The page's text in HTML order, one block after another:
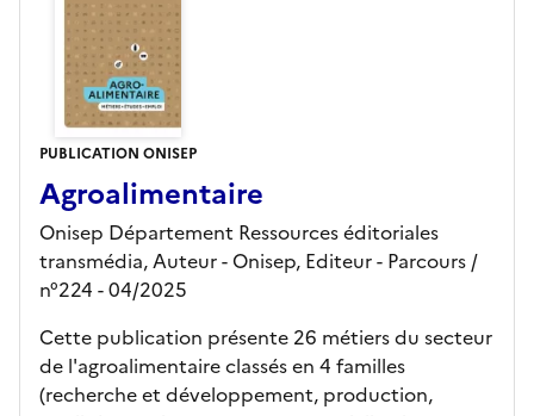
PUBLICATION ONISEP
Agroalimentaire
Onisep Département Ressources éditoriales
transmédia, Auteur - Onisep, Editeur- Parcours /
n°224 - 04/2025
Cette publication présente 26 métiers du secteur
de l'agroalimentaire classés en 4 familles
(recherche et développement, production,